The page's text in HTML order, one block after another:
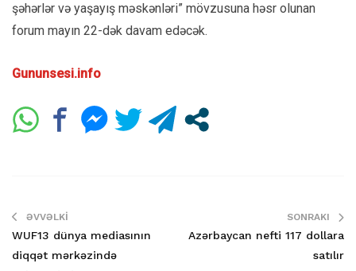
şəhərlər və yaşayış məskənləri” mövzusuna həsr olunan
forum mayın 22-dək davam edəcək.
Gununsesi.info
ƏVVƏLKI
WUF13 dünya mediasının
diqqət mərkəzində
SONRAKI
Azərbaycan nefti 117 dollara
satılır